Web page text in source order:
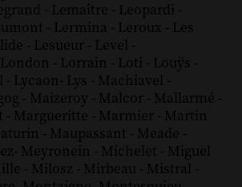
- Lemaître - Leopardi -
- Lermina - Leroux - Les
- Lesueur - Level -
London - Lorrain - Loti - Louÿs -
- Lycaon- Lys - Machiavel -
- Maizeroy - Malcor - Mallarmé -
- Margueritte - Marmier - Martin
- Maupassant - Meade -
- Meyronein - Michelet - Miguel
- Milosz - Mirbeau - Mistral -